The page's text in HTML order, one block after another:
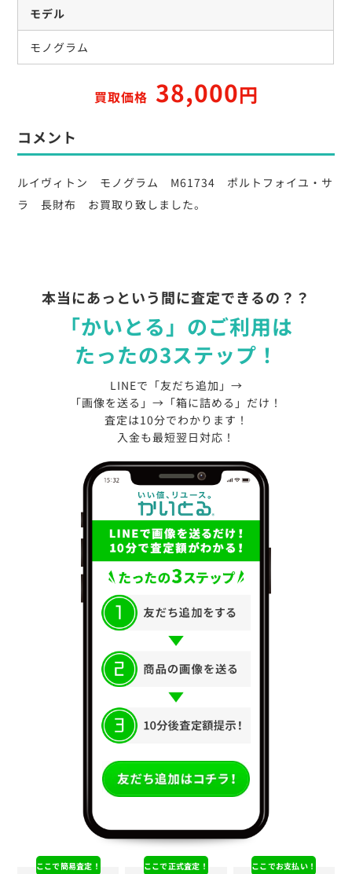
モデル
モノグラム
買取価格 38,000円
コメント
ルイヴィトン モノグラム M61734 ポルトフォイユ・サ
ラ 長財布 お買取り致しました。
本当にあっという間に査定できるの？？
「かいとる」のご利用は
たったの3ステップ！
LINEで「友だち追加」→
「画像を送る」→「箱に詰める」だけ！
査定は10分でわかります！
入金も最短翌日対応！
ここで簡易査定！ ここで正式査定！ ここでお支払い！